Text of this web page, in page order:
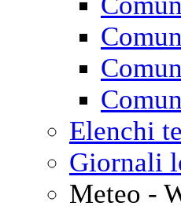
Elenchi
Giornali
Meteo -